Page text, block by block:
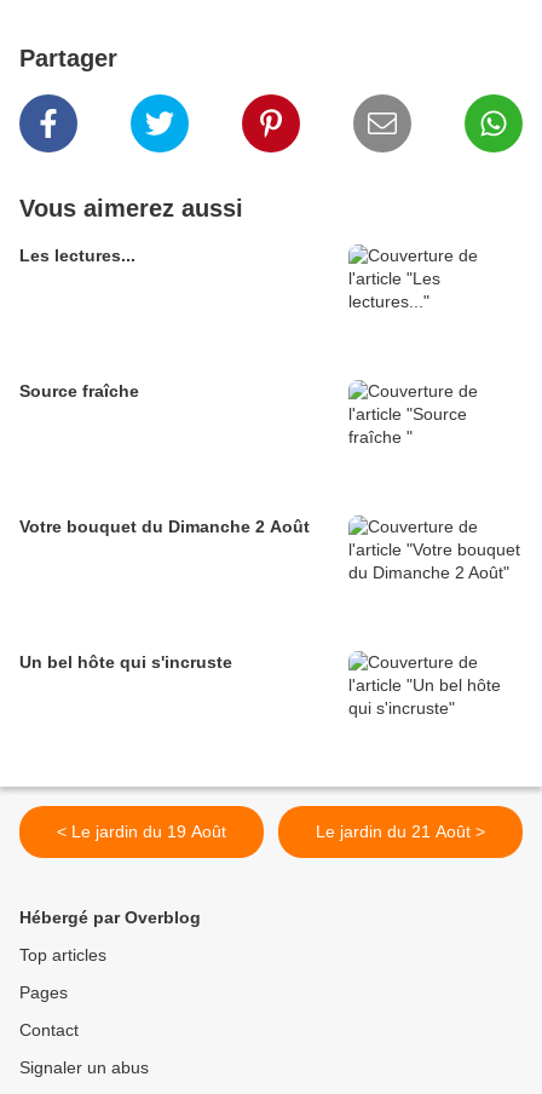
Partager
Vous aimerez aussi
Les lectures...
Source fraîche
Votre bouquet du Dimanche 2 Août
Un bel hôte qui s'incruste
< Le jardin du 19 Août Le jardin du 21 Août >
Hébergé par Overblog
Top articles
Pages
Contact
Signaler un abus